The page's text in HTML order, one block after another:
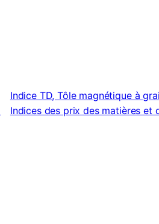
Indice TD, Tôle magnétique à
Indices des prix des matières et